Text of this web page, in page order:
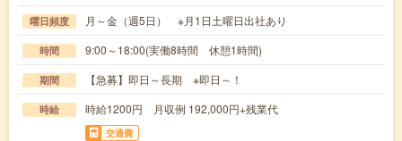
曜日頻度 月～金（週5日） ※月1日土曜日出社あり
時間 9:00～18:00(実働8時間 休憩1時間)
期間 【急募】即日～長期 ※即日～！
時給 時給1200円 月収例 192,000円+残業代
交通費